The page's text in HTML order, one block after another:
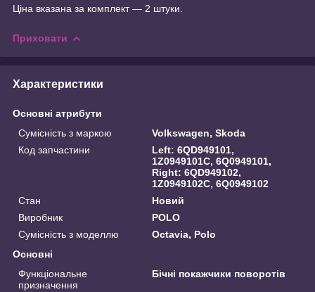
Ціна вказана за комплект — 2 штуки.
Приховати
Характеристики
Основні атрибути
Сумісність з маркою
Volkswagen, Skoda
Код запчастини
Left: 6QD949101,
1Z0949101C, 6Q0949101,
Right: 6QD949102,
1Z0949102C, 6Q0949102
Стан
Новий
Виробник
POLO
Сумісність з моделлю
Octavia, Polo
Основні
Функціональне
призначення
Бічні покажчики поворотів